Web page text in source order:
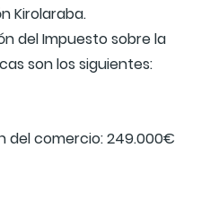
Kirolaraba.
del Impuesto sobre la
son los siguientes:
del comercio: 249.000€